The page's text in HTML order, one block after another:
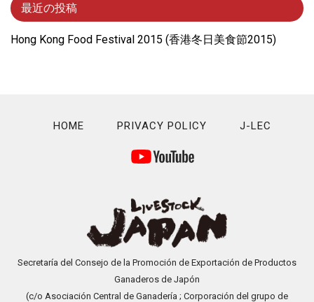
最近の投稿
Hong Kong Food Festival 2015 (⾹港冬⽇美⾷節2015)
HOME PRIVACY POLICY J-LEC
Secretaría del Consejo de la Promoción de Exportación de Productos
Ganaderos de Japón
(c/o Asociación Central de Ganadería ; Corporación del grupo de